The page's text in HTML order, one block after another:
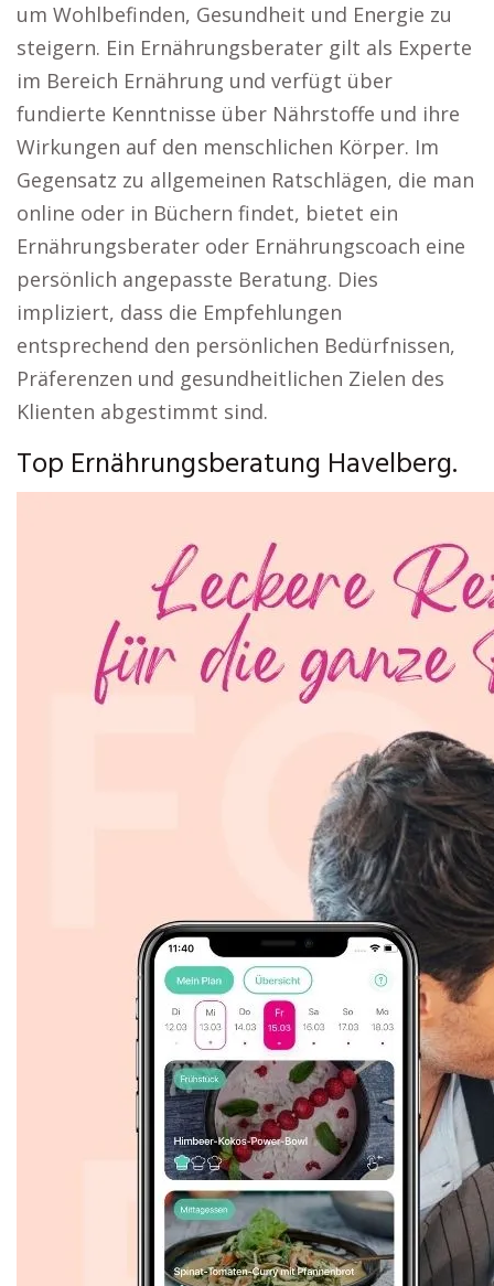
um Wohlbefinden, Gesundheit und Energie zu
steigern. Ein Ernährungsberater gilt als Experte
im Bereich Ernährung und verfügt über
fundierte Kenntnisse über Nährstoffe und ihre
Wirkungen auf den menschlichen Körper. Im
Gegensatz zu allgemeinen Ratschlägen, die man
online oder in Büchern findet, bietet ein
Ernährungsberater oder Ernährungscoach eine
persönlich angepasste Beratung. Dies
impliziert, dass die Empfehlungen
entsprechend den persönlichen Bedürfnissen,
Präferenzen und gesundheitlichen Zielen des
Klienten abgestimmt sind.
Top Ernährungsberatung Havelberg.